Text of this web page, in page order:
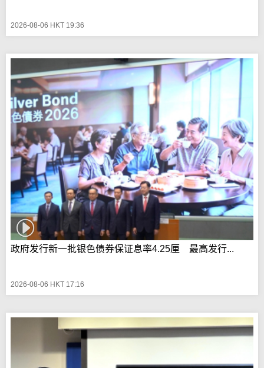
2026-08-06 HKT 19:36
政府发行新一批银色债券保证息率4.25厘 最高发行...
2026-08-06 HKT 17:16